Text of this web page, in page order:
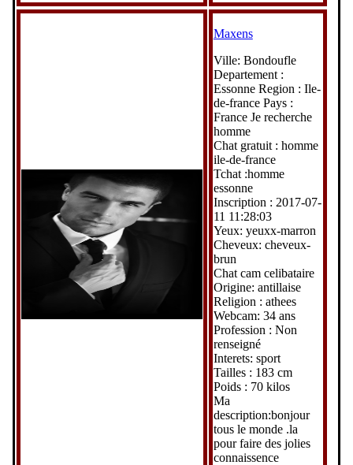
Maxens
Ville: Bondoufle
Departement :
Essonne Region : Ile-
de-france Pays :
France Je recherche
homme
Chat gratuit : homme
ile-de-france
Tchat :homme
essonne
Inscription : 2017-07-
11 11:28:03
Yeux: yeuxx-marron
Cheveux: cheveux-
brun
Chat cam celibataire
Origine: antillaise
Religion : athees
Webcam: 34 ans
Profession : Non
renseigné
Interets: sport
Tailles : 183 cm
Poids : 70 kilos
Ma
description:bonjour
tous le monde .la
pour faire des jolies
connaissence